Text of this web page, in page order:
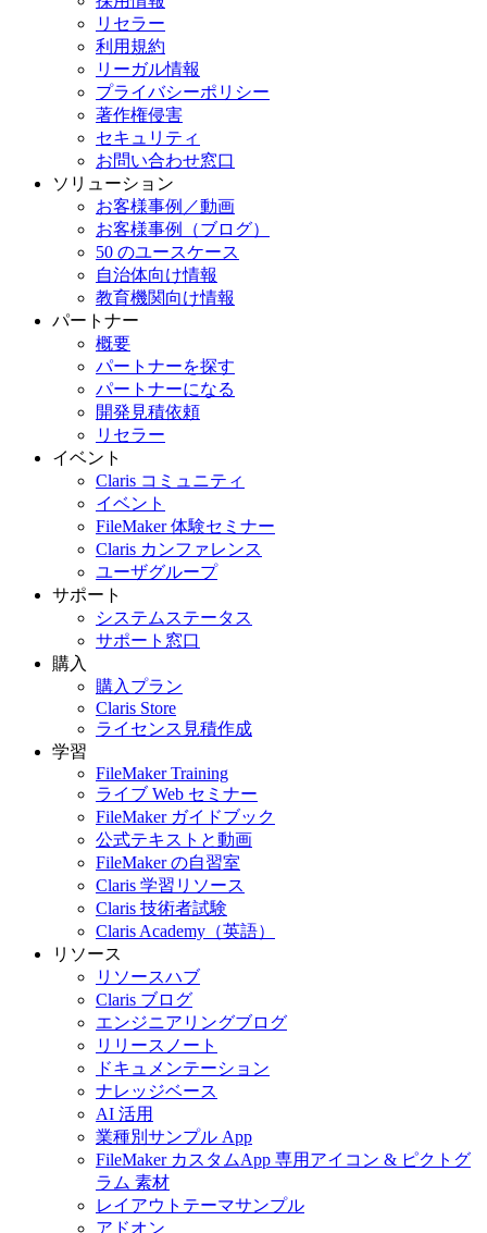
リセラー
利用規約
リーガル情報
プライバシーポリシー
著作権侵害
セキュリティ
お問い合わせ窓口
ソリューション
お客様事例／動画
お客様事例（ブログ）
50 のユースケース
自治体向け情報
教育機関向け情報
パートナー
概要
パートナーを探す
パートナーになる
開発見積依頼
リセラー
イベント
Claris コミュニティ
イベント
FileMaker 体験セミナー
Claris カンファレンス
ユーザグループ
サポート
システムステータス
サポート窓口
購入
購入プラン
Claris Store
ライセンス見積作成
学習
FileMaker Training
ライブ Web セミナー
FileMaker ガイドブック
公式テキストと動画
FileMaker の自習室
Claris 学習リソース
Claris 技術者試験
Claris Academy（英語）
リソース
リソースハブ
Claris ブログ
エンジニアリングブログ
リリースノート
ドキュメンテーション
ナレッジベース
AI 活用
業種別サンプル App
FileMaker カスタムApp 専用アイコン & ピクトグ
ラム 素材
レイアウトテーマサンプル
アドオン